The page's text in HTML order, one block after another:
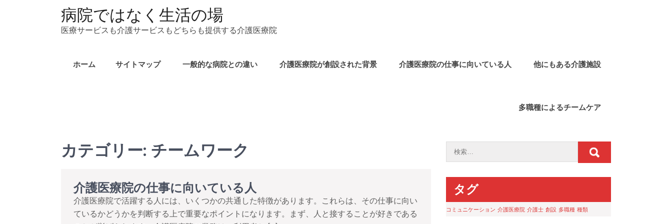
病院ではなく生活の場
医療サービスも介護サービスもどちらも提供する介護医療院
ホーム サイトマップ 一般的な病院との違い 介護医療院が創設された背景 介護医療院の仕事に向いている人 他にもある介護施設
多職種によるチームケア
カテゴリー: チームワーク
介護医療院の仕事に向いている人
介護医療院で活躍する人には、いくつかの共通した特徴があります。これらは、その仕事に向い
ているかどうかを判断する上で重要なポイントになります。まず、人と接することが好きである
タグ
コミュニケーション 介護医療院 介護士 創設 多職種 種類